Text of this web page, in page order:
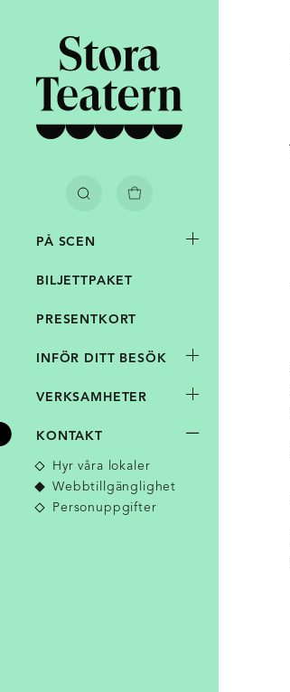
PÅ SCEN
BILJETTPAKET
PRESENTKORT
INFÖR DITT BESÖK
VERKSAMHETER
KONTAKT
Hyr våra lokaler
Webbtillgänglighet
Personuppgifter
SÖK
eller föreställning.
0 biljetter
0 kr